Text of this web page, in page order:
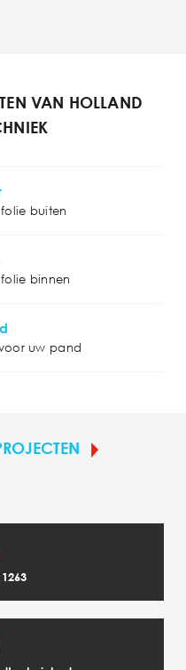
VAN HOLLAND
buiten
binnen
uw pand